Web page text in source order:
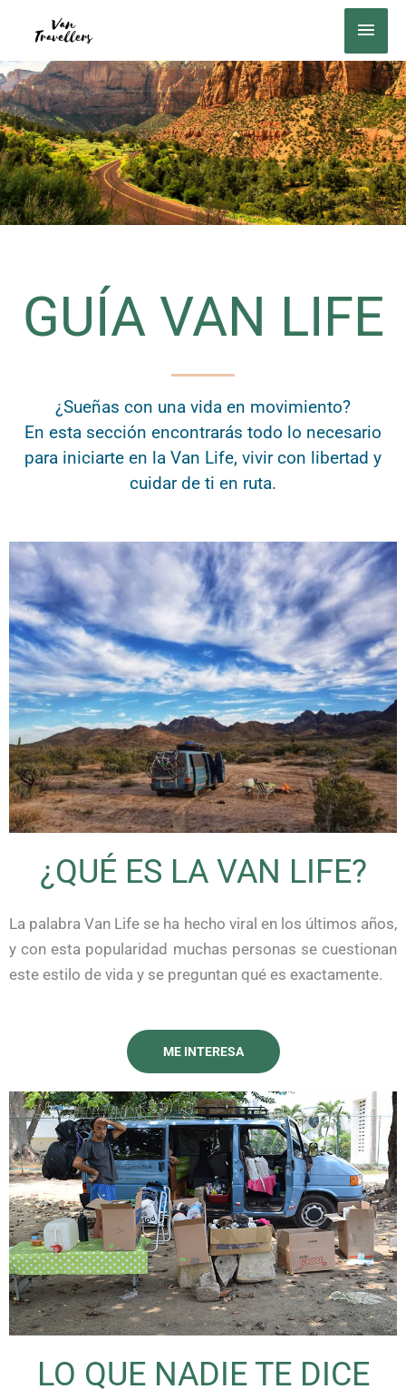
contenido
GUÍA VAN LIFE
¿Sueñas con una vida en movimiento?
En esta sección encontrarás todo lo necesario
para iniciarte en la Van Life, vivir con libertad y
cuidar de ti en ruta.
¿QUÉ ES LA VAN LIFE?
La palabra Van Life se ha hecho viral en los últimos años,
y con esta popularidad muchas personas se cuestionan
este estilo de vida y se preguntan qué es exactamente.
ME INTERESA
LO QUE NADIE TE DICE